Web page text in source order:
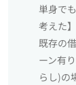
単身で
考えた
既存の
ーン有
らし)の